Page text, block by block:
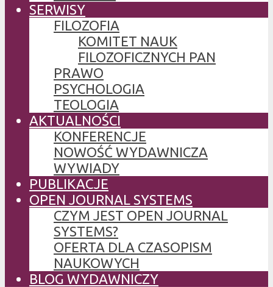
SERWISY
FILOZOFIA
KOMITET NAUK
FILOZOFICZNYCH PAN
PRAWO
PSYCHOLOGIA
TEOLOGIA
AKTUALNOŚCI
KONFERENCJE
NOWOŚĆ WYDAWNICZA
WYWIADY
PUBLIKACJE
OPEN JOURNAL SYSTEMS
CZYM JEST OPEN JOURNAL
SYSTEMS?
OFERTA DLA CZASOPISM
NAUKOWYCH
BLOG WYDAWNICZY